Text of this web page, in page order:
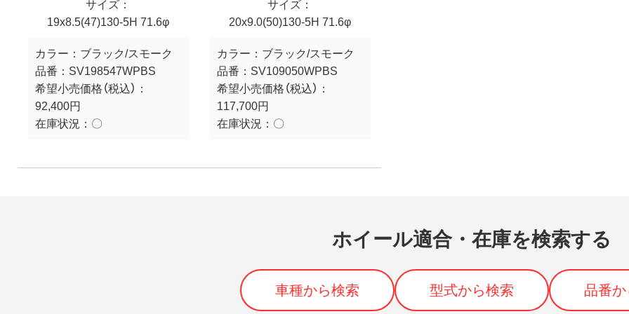
サイズ：
19x8.5(47)130-5H 71.6φ
カラー： ブラック/スモーク
品番： SV198547WPBS
希望小売価格（税込）：
92,400円
在庫状況： 〇
サイズ：
20x9.0(50)130-5H 71.6φ
カラー： ブラック/スモーク
品番： SV109050WPBS
希望小売価格（税込）：
117,700円
在庫状況： 〇
ホイール適合・在庫を検索する
車種から検索 型式から検索 品番